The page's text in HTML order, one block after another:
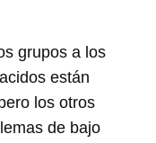
grupos a los
están
los otros
de bajo